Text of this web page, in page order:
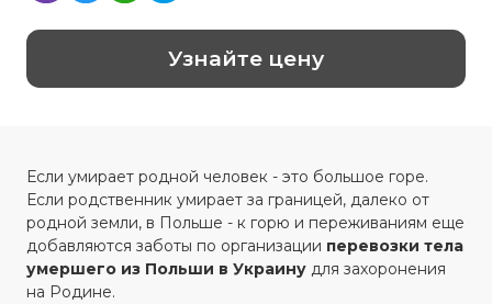
Узнайте цену
Если умирает родной человек - это большое горе.
Если родственник умирает за границей, далеко от
родной земли, в Польше - к горю и переживаниям еще
добавляются заботы по организации перевозки тела
умершего из Польши в Украинудля захоронения
на Родине.